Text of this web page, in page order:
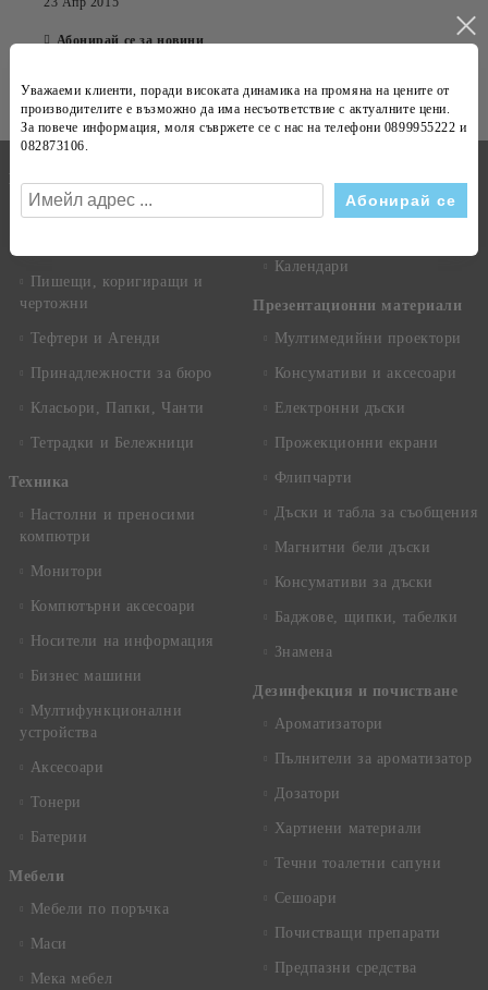
Абонирай се за новини
Канцеларски материали
Копирна хартия
Пишещи, коригиращи и
чертожни
Тефтери и Агенди
Принадлежности за бюро
Класьори, Папки, Чанти
Тетрадки и Бележници
Техника
Настолни и преносими
компютри
Монитори
Компютърни аксесоари
Носители на информация
Бизнес машини
Мултифункционални
устройства
Аксесоари
Тонери
Батерии
Mебели
Мебели по поръчка
Маси
Мека мебел
Календари
Презентационни материали
Мултимедийни проектори
Консумативи и аксесоари
Електронни дъски
Прожекционни екрани
Флипчарти
Дъски и табла за съобщения
Магнитни бели дъски
Консумативи за дъски
Баджове, щипки, табелки
Знамена
Дезинфекция и почистване
Ароматизатори
Пълнители за ароматизатор
Дозатори
Хартиени материали
Течни тоалетни сапуни
Сешоари
Почистващи препарати
Предпазни средства
Уважаеми клиенти, поради високата динамика на промяна на цените от
производителите е възможно да има несъответствие с актуалните цени.
За повече информация, моля съвржете се с нас на телефони 0899955222 и
082873106.